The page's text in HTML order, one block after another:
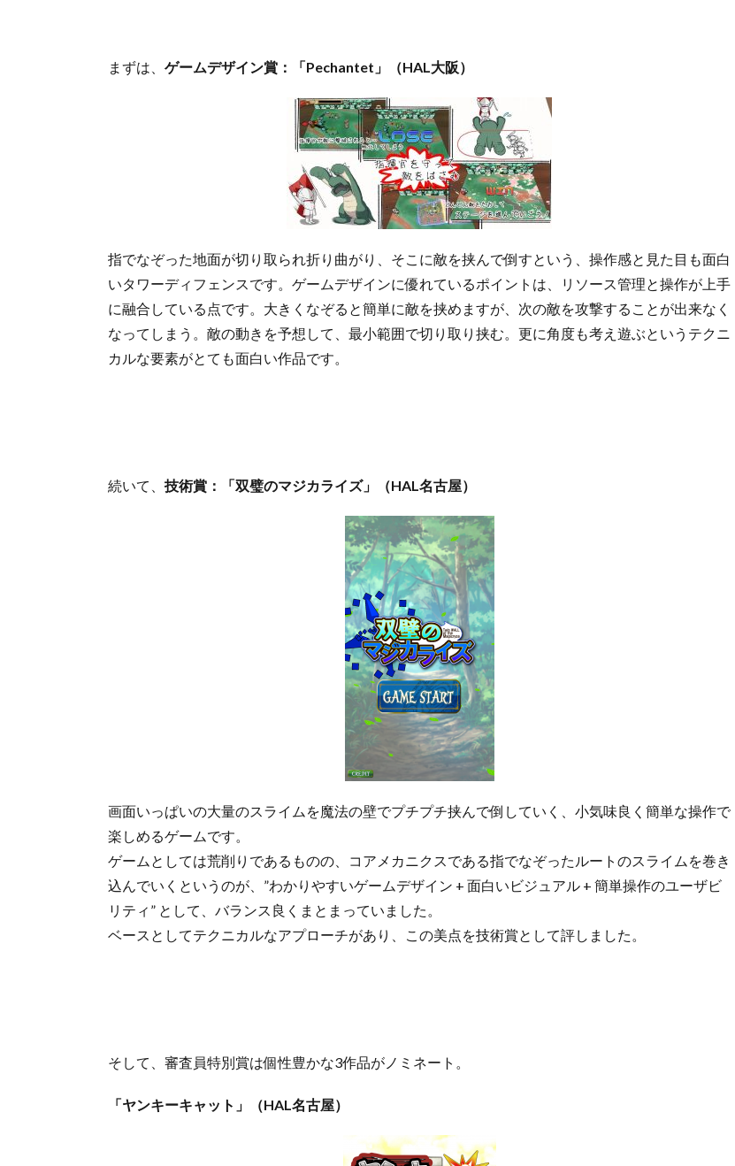
まずは、 ゲームデザイン賞：「Pechantet」（HAL大阪）
指でなぞった地面が切り取られ折り曲がり、そこに敵を挟んで倒すという、操作感と見た目も面白
いタワーディフェンスです。ゲームデザインに優れているポイントは、リソース管理と操作が上手
に融合している点です。大きくなぞると簡単に敵を挟めますが、次の敵を攻撃することが出来なく
なってしまう。敵の動きを予想して、最小範囲で切り取り挟む。更に角度も考え遊ぶというテクニ
カルな要素がとても面白い作品です。
続いて、 技術賞：「双璧のマジカライズ」（HAL名古屋）
画面いっぱいの大量のスライムを魔法の壁でプチプチ挟んで倒していく、小気味良く簡単な操作で
楽しめるゲームです。
ゲームとしては荒削りであるものの、コアメカニクスである指でなぞったルートのスライムを巻き
込んでいくというのが、”わかりやすいゲームデザイン + 面白いビジュアル + 簡単操作のユーザビ
リティ” として、バランス良くまとまっていました。
ベースとしてテクニカルなアプローチがあり、この美点を技術賞として評しました。
そして、審査員特別賞は個性豊かな3作品がノミネート。
「ヤンキーキャット」（HAL名古屋）